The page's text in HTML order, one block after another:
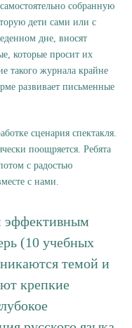
собранную
дети сами или с
дне, вносят
которые просит их
такого журнала крайне
развивает письменные
сценария спектакля.
поощряется. Ребята
с радостью
с нами.
эффективным
(10 учебных
темой и
крепкие